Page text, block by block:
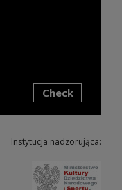
Check
Instytucja nadzorująca: